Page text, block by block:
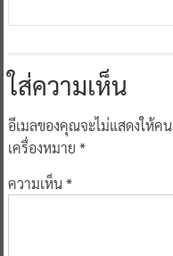
ใส่ความเห็น
อีเมลของคุณจะไม่แสดงให้ค
เครื่องหมาย *
ความเห็น*